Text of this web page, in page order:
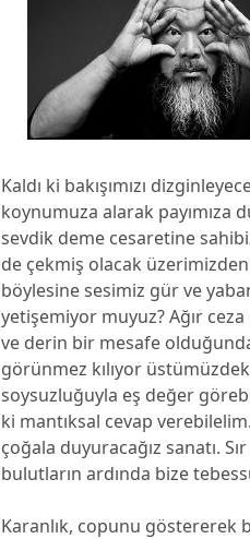
Kaldı ki bakışımızı
koynumuza alarak payımıza
sevdik deme cesaretine
de çekmiş olacak
böylesine sesimiz gür ve
yetişemiyor muyuz? Ağır
ve derin bir mesafe
görünmez kılıyor üstümüzdeki
soysuzluğuyla eş değer
ki mantıksal cevap
çoğala duyuracağız sanatı.
bulutların ardında bize
Karanlık, copunu göstererek